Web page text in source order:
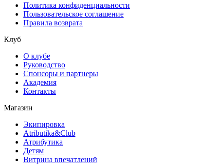
Политика конфиденциальности
Пользовательское соглашение
Правила возврата
Клуб
О клубе
Руководство
Спонсоры и партнеры
Академия
Контакты
Магазин
Экипировка
Atributika&Club
Атрибутика
Детям
Витрина впечатлений